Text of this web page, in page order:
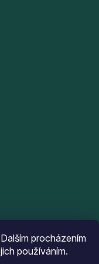
procházením
používáním.